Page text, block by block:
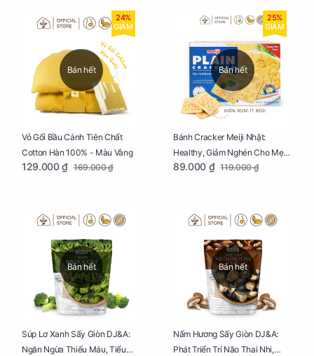
Bán hết
24%
GIẢM
Vỏ Gối Bầu Cánh Tiên Chất
Cotton Hàn 100% - Màu Vàng
129.000 ₫ 169.000 ₫
Bán hết
25%
GIẢM
Bánh Cracker Meiji Nhật:
Healthy, Giảm Nghén Cho Mẹ
Bầu Hộp 104g
89.000 ₫ 119.000 ₫
Bán hết
Súp Lơ Xanh Sấy Giòn DJ&A:
Ngăn Ngừa Thiếu Máu, Tiểu
Bán hết
Nấm Hương Sấy Giòn DJ&A:
Phát Triển Trí Não Thai Nhi,